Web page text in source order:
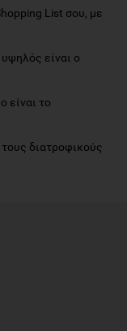
List σου, με
είναι ο
είναι το
διατροφικούς